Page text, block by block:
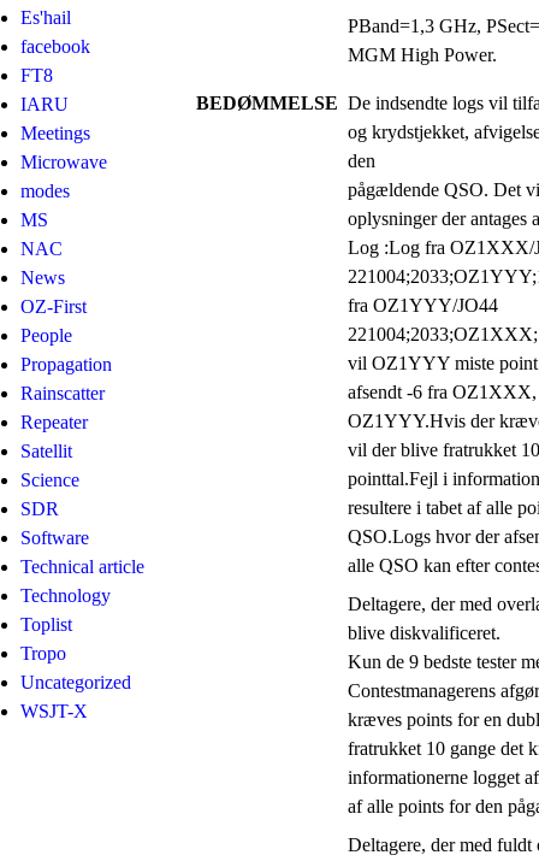
Es'hail
facebook
FT8
IARU
Meetings
Microwave
modes
MS
NAC
News
OZ-First
People
Propagation
Rainscatter
Repeater
Satellit
Science
SDR
Software
Technical article
Technology
Toplist
Tropo
Uncategorized
WSJT-X
PBand=1,3 GHz,
MGM High Power.
BEDØMMELSE De indsendte logs vil
og krydstjekket,
den
pågældende QSO. Det
oplysninger der
Log :Log fra OZ1XXX/
fra OZ1YYY/JO44
vil OZ1YYY miste
afsendt -6 fra OZ1XXX,
OZ1YYY.Hvis der
vil der blive fratrukket
pointtal.Fejl i
resultere i tabet af alle
QSO.Logs hvor der
alle QSO kan efter
Deltagere, der med
blive diskvalificeret.
Kun de 9 bedste tester
Contestmanagerens
kræves points for en
fratrukket 10 gange det
informationerne logget
af alle points for den
Deltagere, der med